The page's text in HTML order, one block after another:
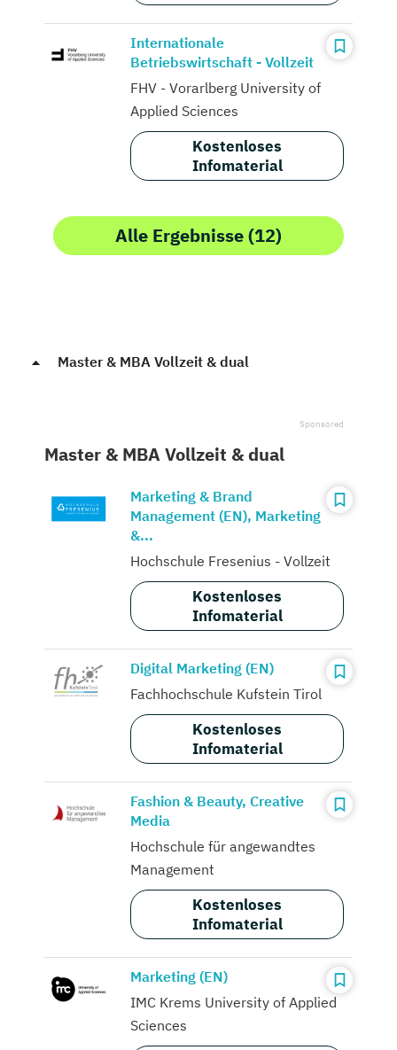
Internationale
Betriebswirtschaft - Vollzeit
FHV - Vorarlberg University of
Applied Sciences
Kostenloses
Infomaterial
Alle Ergebnisse (12)
Master & MBA Vollzeit & dual
Master & MBA Vollzeit & dual
Marketing & Brand
Management (EN), Marketing
&...
Hochschule Fresenius - Vollzeit
Kostenloses
Infomaterial
Digital Marketing (EN)
Fachhochschule Kufstein Tirol
Kostenloses
Infomaterial
Fashion & Beauty, Creative
Media
Hochschule für angewandtes
Management
Kostenloses
Infomaterial
Marketing (EN)
IMC Krems University of Applied
Sciences